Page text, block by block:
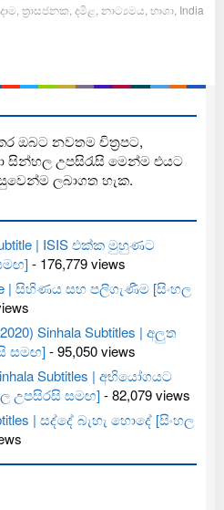
ත්‍රාසජනක දමිළ නාට්‍යමය භාශා India
ඔබට නවතම චිත්‍රපට,
සින්හල උපසිරැසි මෙන්ම එයට
ලබාගත හැක.
| ISIS එක්ක මුහුණට
- 176,779 views
| සිහිණය සහ පලිගැණීම [සිංහල
Sinhala Subtitles | අලුත
සමඟ]- 95,050 views
Subtitles | අභියෝගයට
උපසිරසි සමඟ]- 82,079 views
| සද්දේ බැහැ හොදේ [සිංහල